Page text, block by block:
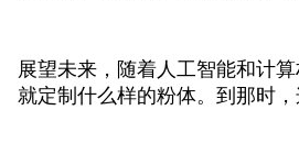
展望未来，随着人工智能和计
就定制什么样的粉体。到那时